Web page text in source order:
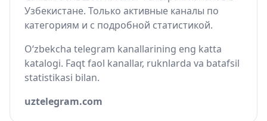
Узбекистане. Только активные каналы по
категориям и с подробной статистикой.
O‘zbekcha telegram kanallarining eng katta
katalogi. Faqt faol kanallar, ruknlarda va batafsil
statistikasi bilan.
uztelegram.com